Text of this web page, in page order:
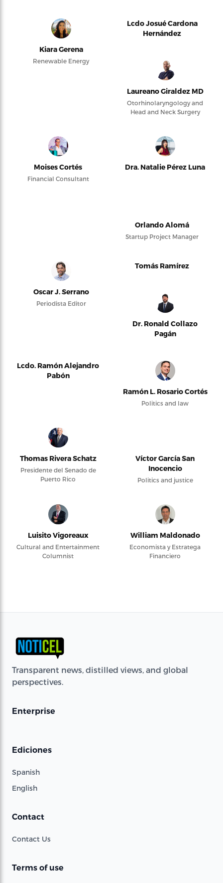
Kiara Gerena
Renewable Energy
Lcdo Josué Cardona
Hernández
Laureano Giraldez MD
Otorhinolaryngology and
Head and Neck Surgery
Moises Cortés
Financial Consultant
Dra. Natalie Pérez Luna
Orlando Alomá
Startup Project Manager
Oscar J. Serrano
Periodista Editor
Tomás Ramírez
Dr. Ronald Collazo
Pagán
Lcdo. Ramón Alejandro
Pabón
Ramón L. Rosario Cortés
Politics and law
Thomas Rivera Schatz
Presidente del Senado de
Puerto Rico
Víctor García San
Inocencio
Politics and justice
Luisito Vigoreaux
Cultural and Entertainment
Columnist
William Maldonado
Economista y Estratega
Financiero
Transparent news, distilled views, and global
perspectives.
Enterprise
Ediciones
Spanish
English
Contact
Contact Us
Terms of use